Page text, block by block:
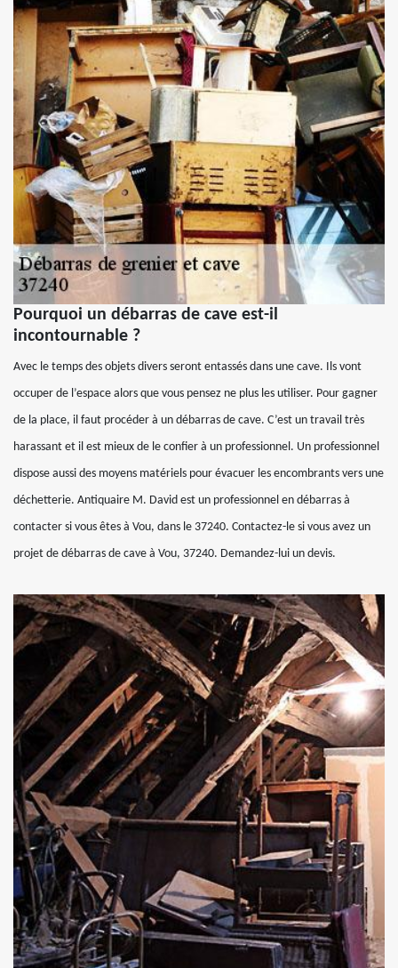
Pourquoi un débarras de cave est-il
incontournable ?
Avec le temps des objets divers seront entassés dans une cave. Ils vont
occuper de l’espace alors que vous pensez ne plus les utiliser. Pour gagner
de la place, il faut procéder à un débarras de cave. C’est un travail très
harassant et il est mieux de le confier à un professionnel. Un professionnel
dispose aussi des moyens matériels pour évacuer les encombrants vers une
déchetterie. Antiquaire M. David est un professionnel en débarras à
contacter si vous êtes à Vou, dans le 37240. Contactez-le si vous avez un
projet de débarras de cave à Vou, 37240. Demandez-lui un devis.